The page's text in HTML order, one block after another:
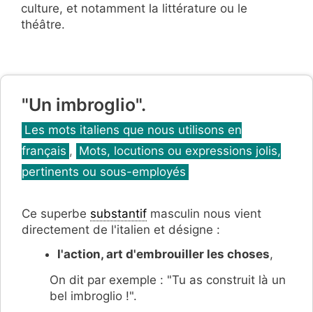
culture, et notamment la littérature ou le
théâtre.
"Un imbroglio".
Catégories
Les mots italiens que nous utilisons en
français , Mots, locutions ou expressions jolis,
pertinents ou sous-employés
Ce superbe substantif masculin nous vient
directement de l'italien et désigne :
l'action, art d'embrouiller les choses,
On dit par exemple : "Tu as construit là un
bel imbroglio !".